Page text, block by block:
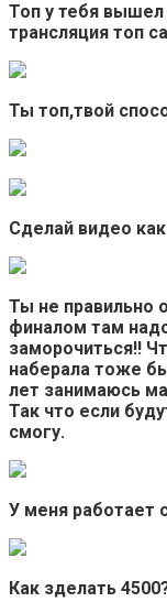
Топ у тебя вышел
трансляция топ
Ты топ,твой
Сделай видео
Ты не правильно
финалом там
заморочиться!!
наберала тоже
лет занимаюсь
Так что если
смогу.
У меня работает
Как зделать